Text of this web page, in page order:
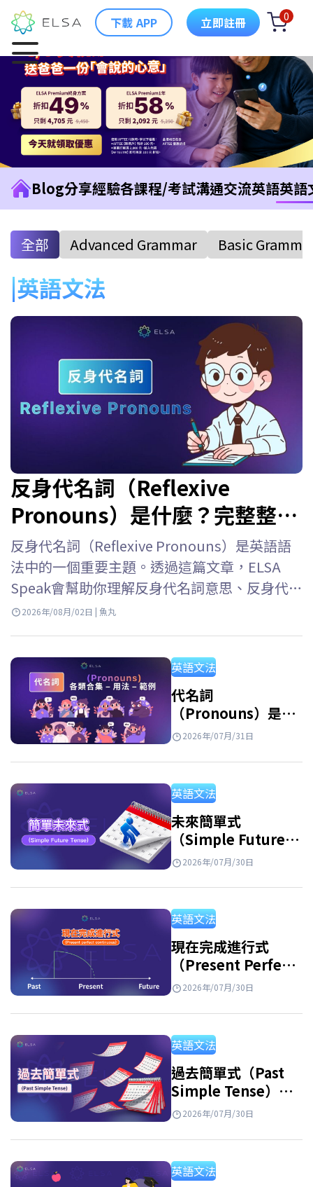
下載 APP 立即註冊 0
Blog分享經驗各課程/考試溝通交流英語英語
全部 Advanced Grammar Basic
英語文法
反身代名詞（Reflexive
Pronouns）是什麼？完整整理
用法、位置、表格與練習題
反身代名詞（Reflexive Pronouns）是英語語
法中的一個重要主題。透過這篇文章，ELSA
Speak會幫助你理解反身代名詞意思、反身代名
詞用法、反身代名詞位置、如何與人稱代名詞
詞 英文 (Reflexive Pronouns) 是指句子中的主
詞和受詞指涉同一個人或事物時，用來指稱執
行動作的人或物的代名詞。此外，反身代名詞
也用於強調主詞或表示由自己完成某個動作。
2026年/08月/02日 | 魚丸
英語文法
代名詞
（Pronouns）是什
麼？英文代名詞種
2026年/07月/31日
英語文法
未來簡單式
（Simple Future
Tense）：公式、用
2026年/07月/30日
英語文法
現在完成進行式
（Present Perfect
Continuous
習
2026年/07月/30日
英語文法
過去簡單式（Past
Simple Tense）：
句型公式、用法與附
2026年/07月/30日
英語文法